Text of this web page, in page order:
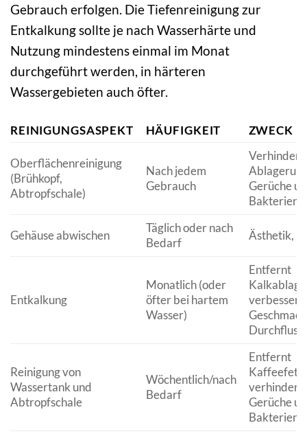
Gebrauch erfolgen. Die Tiefenreinigung zur
Entkalkung sollte je nach Wasserhärte und
Nutzung mindestens einmal im Monat
durchgeführt werden, in härteren
Wassergebieten auch öfter.
REINIGUNGSASPEKT HÄUFIGKEIT ZWECK
Oberflächenreinigung
(Brühkopf,
Abtropfschale)
Nach jedem
Gebrauch
Verhindert
Gerüche
Bakterien
Gehäuse abwischen
Täglich oder nach
Bedarf
Ästhetik,
Entkalkung
Monatlich (oder
öfter bei hartem
Wasser)
Entfernt
verbessert
Durchfluss
Reinigung von
Wassertank und
Abtropfschale
Wöchentlich/nach
Bedarf
Entfernt
verhindert
Gerüche
Bakterien